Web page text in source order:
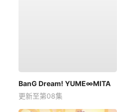
BanG Dream! YUME∞MITA
更新至第08集